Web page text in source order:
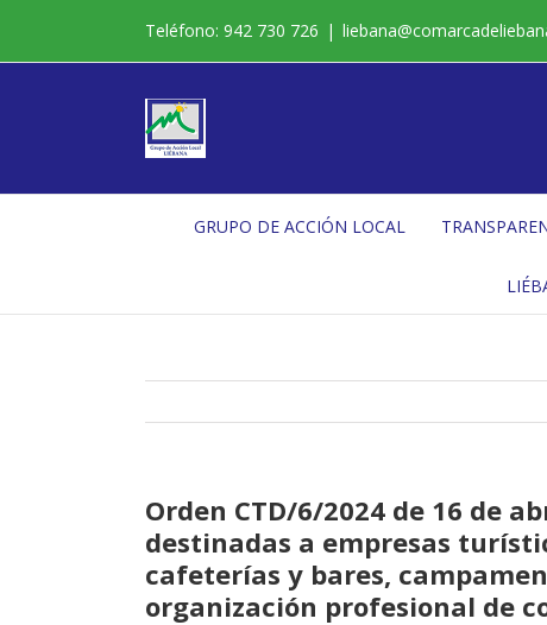
contenido
Teléfono: 942 730 726 |
GRUPO DE ACCIÓN LOCAL
Orden CTD/6/2024 de 16 de
destinadas a empresas
cafeterías y bares,
organización profesional de